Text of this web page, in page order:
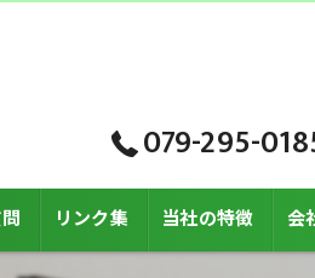
079-295-
リンク集 当社の特徴 会